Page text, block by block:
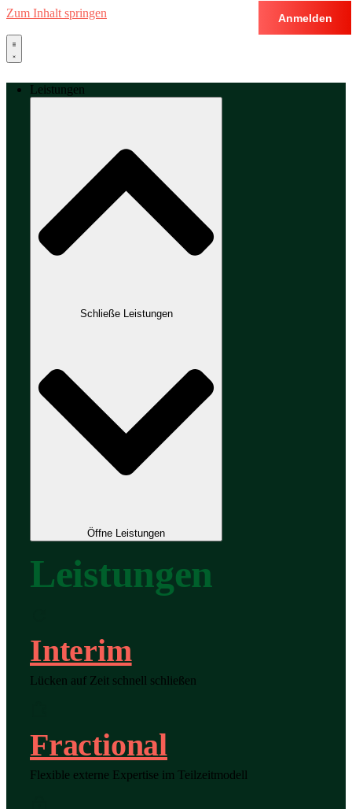
Zum Inhalt springen
Leistungen
Schließe Leistungen
Öffne Leistungen
Leistungen
Interim
Lücken auf Zeit schnell schließen
Fractional
Flexible externe Expertise im Teilzeitmodell
Anmelden